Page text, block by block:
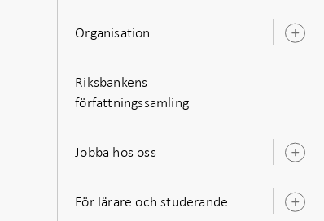
Organisation
Riksbankens
författningssamling
Jobba hos oss
För lärare och studerande